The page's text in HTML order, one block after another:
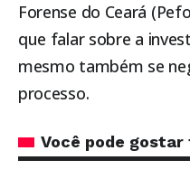
Forense do Ceará
que falar sobre a
mesmo também se
processo.
Você pode gostar